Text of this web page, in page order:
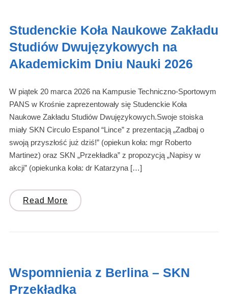
Studenckie Koła Naukowe Zakładu
Studiów Dwujęzykowych na
Akademickim Dniu Nauki 2026
W piątek 20 marca 2026 na Kampusie Techniczno-Sportowym
PANS w Krośnie zaprezentowały się Studenckie Koła
Naukowe Zakładu Studiów Dwujęzykowych.Swoje stoiska
miały SKN Circulo Espanol “Lince” z prezentacją „Zadbaj o
swoją przyszłość już dziś!” (opiekun koła: mgr Roberto
Martinez) oraz SKN „Przekładka” z propozycją „Napisy w
akcji” (opiekunka koła: dr Katarzyna […]
Read More
Wspomnienia z Berlina – SKN
Przekładka